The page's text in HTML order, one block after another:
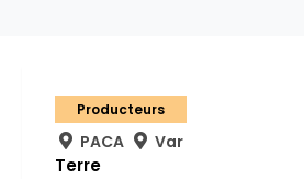
Producteurs
PACA Var
Terre